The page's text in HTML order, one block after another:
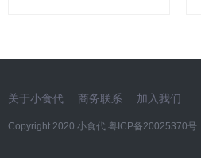
关于小食代 商务联系 加入我们
Copyright 2020 小食代 粤ICP备20025370号​